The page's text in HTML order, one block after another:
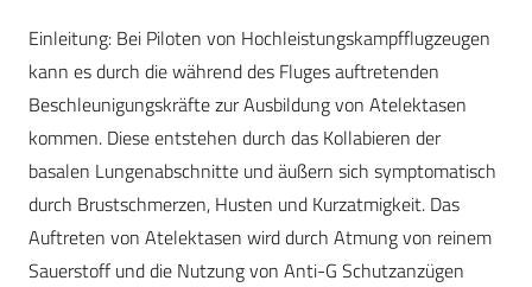
Einleitung: Bei Piloten von Hochleistungskampfflugzeugen
kann es durch die während des Fluges auftretenden
Beschleunigungskräfte zur Ausbildung von Atelektasen
kommen. Diese entstehen durch das Kollabieren der
basalen Lungenabschnitte und äußern sich symptomatisch
durch Brustschmerzen, Husten und Kurzatmigkeit. Das
Auftreten von Atelektasen wird durch Atmung von reinem
Sauerstoff und die Nutzung von Anti-G Schutzanzügen